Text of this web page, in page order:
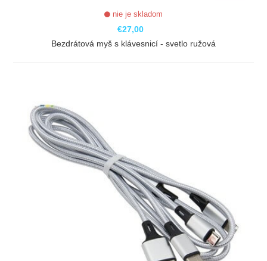
nie je skladom
€27,00
Bezdrátová myš s klávesnicí - svetlo ružová